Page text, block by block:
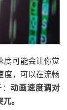
度可能会让你觉
度，可以在流畅
：动画速度调对
。